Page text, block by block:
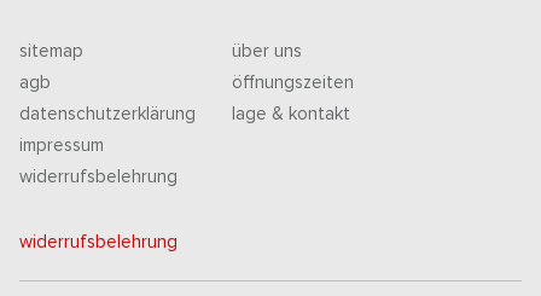
sitemap
agb
datenschutzerklärung
impressum
widerrufsbelehrung
über uns
öffnungszeiten
lage & kontakt
widerrufsbelehrung